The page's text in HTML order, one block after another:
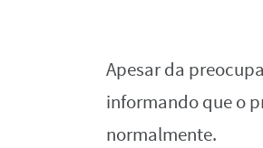
Apesar da
informando que o
normalmente.